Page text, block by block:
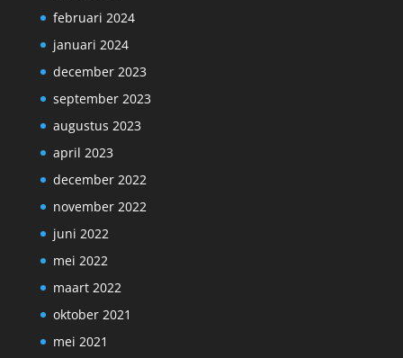
februari 2024
januari 2024
december 2023
september 2023
augustus 2023
april 2023
december 2022
november 2022
juni 2022
mei 2022
maart 2022
oktober 2021
mei 2021